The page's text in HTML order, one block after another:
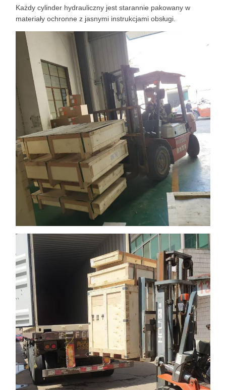
Każdy cylinder hydrauliczny jest starannie pakowany w
materiały ochronne z jasnymi instrukcjami obsługi.